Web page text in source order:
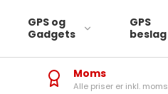
GPS og
Gadgets
GPS
beslag
Moms
Alle priser er inkl. moms